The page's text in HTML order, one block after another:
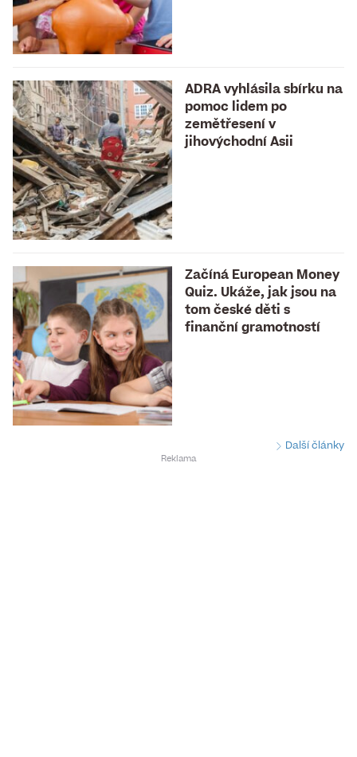
ADRA vyhlásila sbírku na
pomoc lidem po
zemětřesení v
jihovýchodní Asii
Začíná European Money
Quiz. Ukáže, jak jsou na
tom české děti s
finanční gramotností
Další články